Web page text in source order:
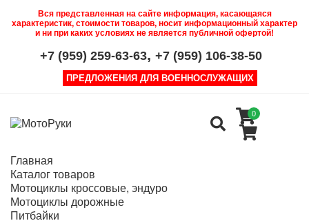
Вся представленная на сайте информация, касающаяся
характеристик, стоимости товаров, носит информационный характер
и ни при каких условиях не является публичной офертой!
+7 (959) 259-63-63, +7 (959) 106-38-50
ПРЕДЛОЖЕНИЯ ДЛЯ ВОЕННОСЛУЖАЩИХ
0
Главная
Каталог товаров
Мотоциклы кроссовые, эндуро
Мотоциклы дорожные
Питбайки